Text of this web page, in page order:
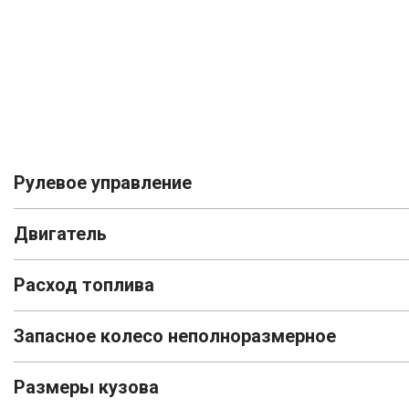
Рулевое управление
Двигатель
Расход топлива
Запасное колесо неполноразмерное
Размеры кузова